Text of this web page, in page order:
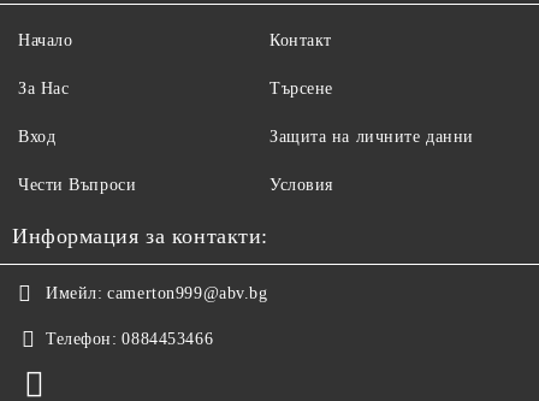
Начало
За Нас
Вход
Чести Въпроси
Контакт
Търсене
Защита на личните данни
Условия
Информация за контакти:
Имейл: camerton999@abv.bg
Телефон: 0884453466